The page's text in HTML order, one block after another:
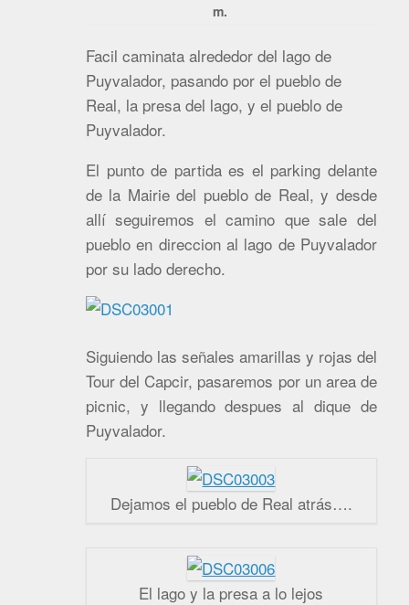
m.
Facil caminata alrededor del lago de
Puyvalador, pasando por el pueblo de
Real, la presa del lago, y el pueblo de
Puyvalador.
El punto de partida es el parking delante
de la Mairie del pueblo de Real, y desde
allí seguiremos el camino que sale del
pueblo en direccion al lago de Puyvalador
por su lado derecho.
Siguiendo las señales amarillas y rojas del
Tour del Capcir, pasaremos por un area de
picnic, y llegando despues al dique de
Puyvalador.
Dejamos el pueblo de Real atrás….
El lago y la presa a lo lejos